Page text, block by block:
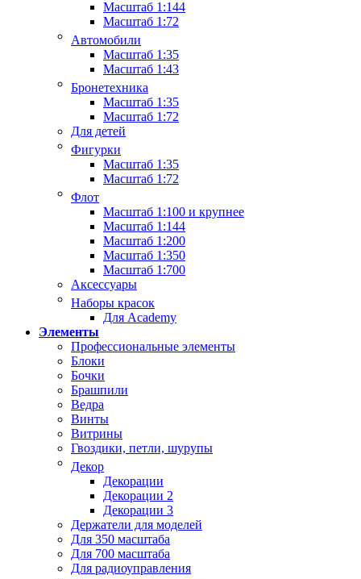
Масштаб 1:144
Масштаб 1:72
Автомобили
Масштаб 1:35
Масштаб 1:43
Бронетехника
Масштаб 1:35
Масштаб 1:72
Для детей
Фигурки
Масштаб 1:35
Масштаб 1:72
Флот
Масштаб 1:100 и крупнее
Масштаб 1:144
Масштаб 1:200
Масштаб 1:350
Масштаб 1:700
Аксессуары
Наборы красок
Для Academy
Элементы
Профессиональные элементы
Блоки
Бочки
Брашпили
Ведра
Винты
Витрины
Гвоздики, петли, шурупы
Декор
Декорации
Декорации 2
Декорации 3
Держатели для моделей
Для 350 масштаба
Для 700 масштаба
Для радиоуправления